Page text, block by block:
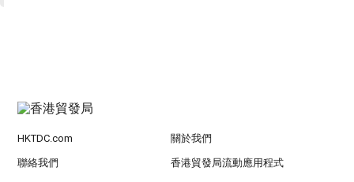
HKTDC.com 關於我們
聯絡我們 香港貿發局流動應用程式